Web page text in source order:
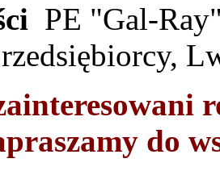
PE "Gal-
,
do